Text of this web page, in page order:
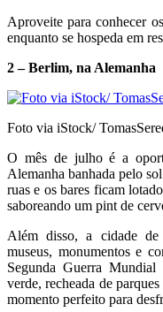
Aproveite para conhecer
enquanto se hospeda em
2 – Berlim, na Alemanha
Foto via iStock/
O mês de julho é a
Alemanha banhada pelo
ruas e os bares ficam
saboreando um pint de
Além disso, a cidade
museus, monumentos e
Segunda Guerra
verde, recheada de
momento perfeito para